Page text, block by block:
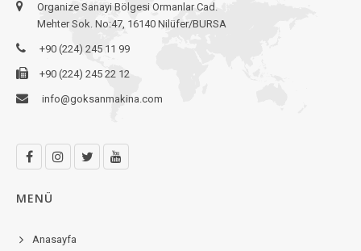
Organize Sanayi Bölgesi Ormanlar Cad.
Mehter Sok. No:47, 16140 Nilüfer/BURSA
+90 (224) 245 11 99
+90 (224) 245 22 12
info@goksanmakina.com
MENÜ
Anasayfa